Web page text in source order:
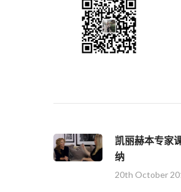
凯丽赫本专家
纳
20th October